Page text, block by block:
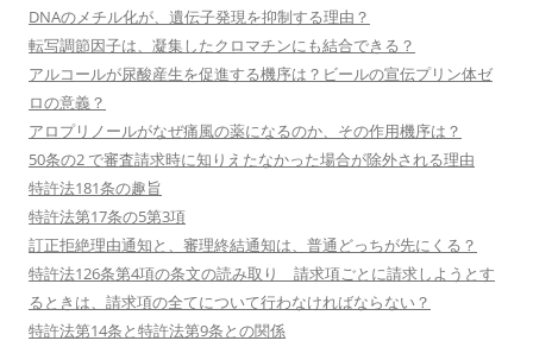
DNAのメチル化が、遺伝子発現を抑制する理由？
転写調節因子は、凝集したクロマチンにも結合できる？
アルコールが尿酸産生を促進する機序は？ビールの宣伝プリン体ゼ
ロの意義？
アロプリノールがなぜ痛風の薬になるのか、その作用機序は？
50条の2 で審査請求時に知りえたなかった場合が除外される理由
特許法181条の趣旨
特許法第17条の5第3項
訂正拒絶理由通知と、審理終結通知は、普通どっちが先にくる？
特許法126条第4項の条文の読み取り 請求項ごとに請求しようとす
るときは、請求項の全てについて行わなければならない？
特許法第14条と特許法第9条との関係